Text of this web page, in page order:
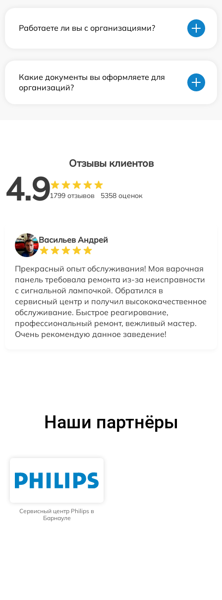
Работаете ли вы с организациями?
Какие документы вы оформляете для
организаций?
Отзывы клиентов
4.91799 отзывов 5358 оценок
Васильев Андрей
Прекрасный опыт обслуживания! Моя варочная
панель требовала ремонта из-за неисправности
с сигнальной лампочкой. Обратился в
сервисный центр и получил высококачественное
обслуживание. Быстрое реагирование,
профессиональный ремонт, вежливый мастер.
Очень рекомендую данное заведение!
Наши партнёры
Сервисный центр Philips в
Барнауле